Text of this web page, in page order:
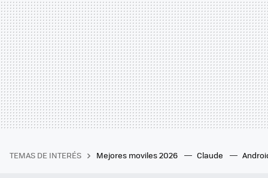
TEMAS DE INTERÉS Mejores moviles 2026 Claude